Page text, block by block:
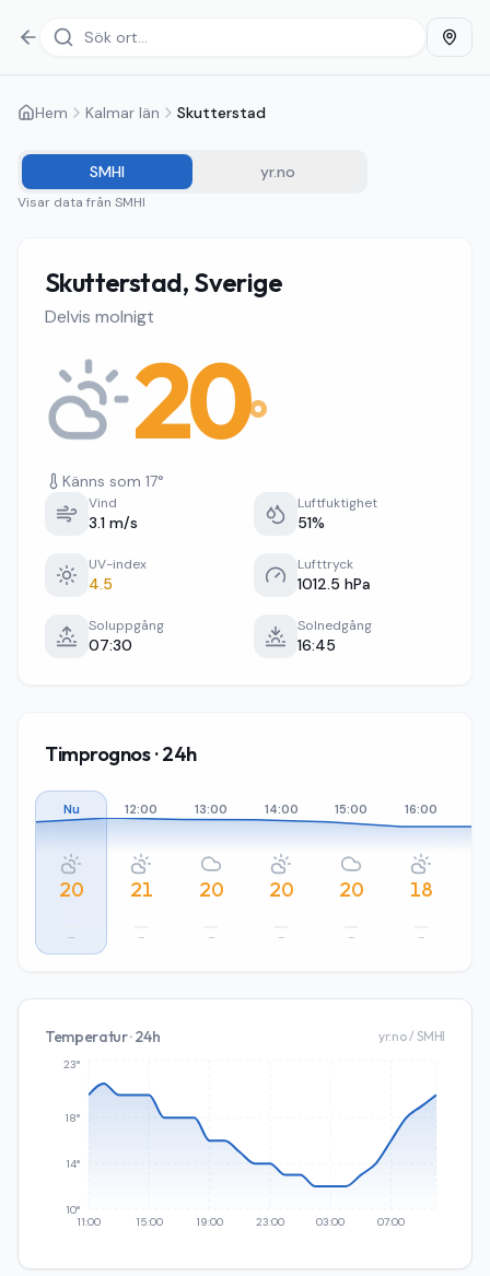
Hem Kalmar län Skutterstad
SMHI yr.no
Visar data från SMHI
Skutterstad, Sverige
Delvis molnigt
20°
Känns som 17°
Vind
3.1 m/s
Luftfuktighet
51%
UV-index
4.5
Lufttryck
1012.5 hPa
Soluppgång
07:30
Solnedgång
16:45
Timprognos · 24h
Nu
20
–
12:00
21
–
13:00
20
–
14:00
20
–
15:00
20
–
16:00
18
–
Temperatur · 24h yr.no / SMHI
11:00 15:00 19:00 23:00 03:00 07:00
10°
14°
18°
23°